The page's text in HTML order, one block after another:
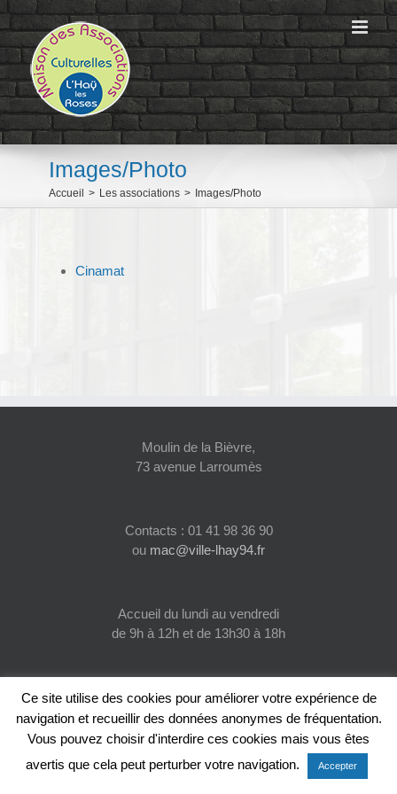
Passer
au
contenu
Images/Photo
Accueil > Les associations > Images/Photo
Cinamat
Moulin de la Bièvre,
73 avenue Larroumès
Contacts : 01 41 98 36 90
ou mac@ville-lhay94.fr
Accueil du lundi au vendredi
de 9h à 12h et de 13h30 à 18h
© 2022 Maison des Associations Culturelles de l'Haÿ-les-Roses |
Conception & Design : INFO Service & WEB Créations 17138 Saint-
Xandre | Tous droits réservés
Ce site utilise des cookies pour améliorer votre expérience de
navigation et recueillir des données anonymes de fréquentation.
Vous pouvez choisir d'interdire ces cookies mais vous êtes
avertis que cela peut perturber votre navigation.
Accepter